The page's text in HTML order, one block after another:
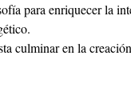
para enriquecer la
culminar en la